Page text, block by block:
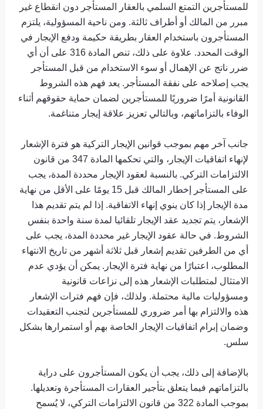
للمستأجرين التمتع السلمي بالعقار المستأجر دون انقطاع غير
مبرر من المالك أو أطراف ثالثة. ومن ناحية المسؤولية، يلتزم
المستأجرون باستخدام العقار بطريقة حكيمة ودفع الإيجار في
الوقت المحدد. علاوة على ذلك، تنص المادة 316 على أن أي
ضرر ناتج عن الإهمال أو سوء الاستخدام من قبل المستأجر
يجب إصلاحه على نفقة المستأجر. يعد فهم هذه الشروط
القانونية أمرًا ضروريًا للمستأجرين لضمان حماية حقوقهم أثناء
الوفاء بالتزاماتهم، وبالتالي تعزيز علاقة إيجار متناغمة.
جانب آخر مهم بموجب قوانين الإيجار التركية هو فترة الإشعار
لإنهاء اتفاقيات الإيجار، والتي تحكمها المادة 347 من قانون
الالتزامات التركي. بالنسبة لعقود الإيجار محددة المدة، يجب
على المستأجر إخطار المالك قبل 15 يومًا على الأقل من نهاية
مدة الإيجار إذا كان ينوي إنهاء الاتفاقية. إذا لم يتم تقديم هذا
الإشعار، يتم تجديد عقد الإيجار تلقائيا لمدة سنة واحدة بنفس
الشروط. في حالة عقود الإيجار غير محددة المدة، يجب على
أي من الطرفين تقديم إشعار قبل ثلاثة أشهر من تاريخ الانتهاء
المطلوب، اعتبارًا من نهاية فترة الإيجار. يمكن أن يؤدي عدم
الامتثال لمتطلبات الإشعار هذه إلى نزاعات قانونية
ومسؤوليات مالية محتملة. ولذلك، فإن فهم فترات الإشعار
هذه والالتزام بها أمر ضروري للمستأجرين لتجنب التعقيدات
وضمان إبرام اتفاقيات الإيجار الخاصة بهم أو استمرارها بشكل
سلس.
بالإضافة إلى ذلك، يجب أن يكون المستأجرون على دراية
بالتزاماتهم فيما يتعلق بتأجير العقارات المستأجرة وتعديلها.
بموجب المادة 322 من قانون الالتزامات التركي، لا يُسمح